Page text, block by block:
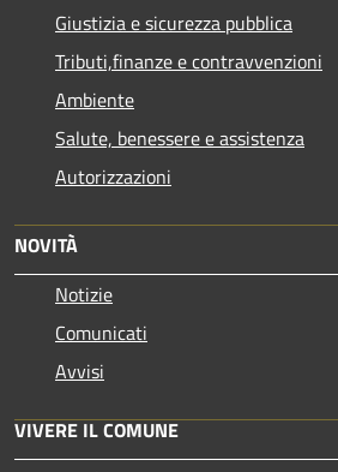
Giustizia e sicurezza pubblica
Tributi,finanze e contravvenzioni
Ambiente
Salute, benessere e assistenza
Autorizzazioni
NOVITÀ
Notizie
Comunicati
Avvisi
VIVERE IL COMUNE